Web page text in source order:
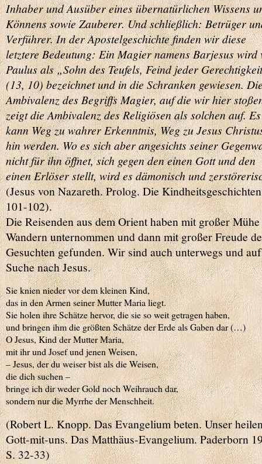
Inhaber und Ausüber eines übernatürlichen Wissens
Könnens sowie Zauberer. Und schließlich: Betrüger
Verführer. In der Apostelgeschichte finden wir diese
letztere Bedeutung: Ein Magier namens Barjesus wird
Paulus als „Sohn des Teufels, Feind jeder
(13, 10) bezeichnet und in die Schranken gewiesen.
Ambivalenz des Begriffs Magier, auf die wir hier
zeigt die Ambivalenz des Religiösen als solchen auf. Es
kann Weg zu wahrer Erkenntnis, Weg zu Jesus
hin werden. Wo es sich aber angesichts seiner
nicht für ihn öffnet, sich gegen den einen Gott und den
einen Erlöser stellt, wird es dämonisch und
(Jesus von Nazareth. Prolog. Die
101-102).
Die Reisenden aus dem Orient haben mit großer Mühe
Wandern unternommen und dann mit großer Freude
Gesuchten gefunden. Wir sind auch unterwegs und
Suche nach Jesus.
Sie knien nieder vor dem kleinen Kind,
das in den Armen seiner Mutter Maria liegt.
Sie holen ihre Schätze hervor, die sie so weit getragen haben,
und bringen ihm die größten Schätze der Erde als Gaben dar (…)
O Jesus, Kind der Mutter Maria,
mit ihr und Josef und jenen Weisen,
– Jesus, der du weiser bist als die Weisen,
die dich suchen –
bringe ich dir weder Gold noch Weihrauch dar,
sondern nur die Myrrhe der Menschheit.
(Robert L. Knopp. Das Evangelium beten. Unser
Gott-mit-uns. Das Matthäus-Evangelium. Paderborn
S. 32-33)